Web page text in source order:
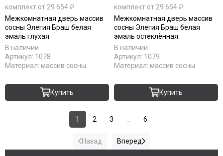
комплект от 29 654 ₽
Межкомнатная дверь массив
сосны Элегия Браш белая
эмаль глухая
В наличии
Артикул: 1078
Материал: массив сосны
Купить
комплект от 29 654 ₽
Межкомнатная дверь массив
сосны Элегия Браш белая
эмаль остеклённая
В наличии
Артикул: 1079
Материал: массив сосны
Купить
Назад
1 2 3 6
Вперед